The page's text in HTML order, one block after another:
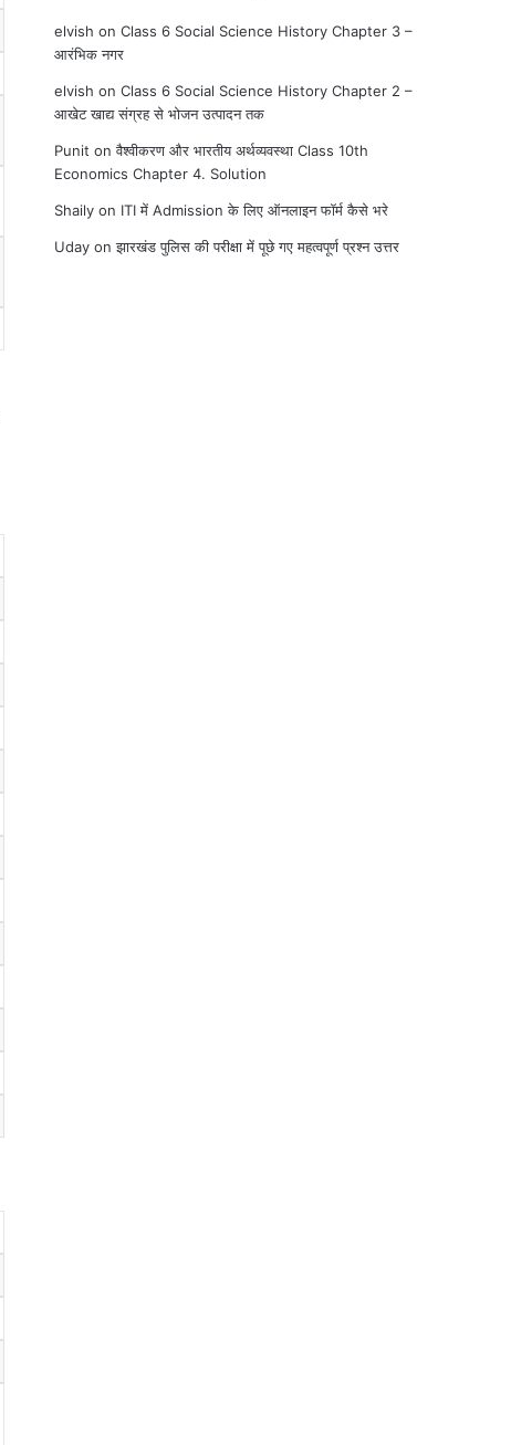
elvish onClass 6 Social Science History Chapter 3 –
आरंभिक नगर
elvish onClass 6 Social Science History Chapter 2 –
आखेट खाद्य संग्रह से भोजन उत्पादन तक
Punit onवैश्वीकरण और भारतीय अर्थव्यवस्था Class 10th
Economics Chapter 4. Solution
Shaily on ITI में Admission के लिए ऑनलाइन फॉर्म कैसे भरे
Uday onझारखंड पुलिस की परीक्षा में पूछे गए महत्वपूर्ण प्रश्न उत्तर